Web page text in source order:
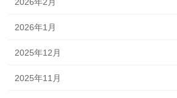
2026年1月
2025年12月
2025年11月